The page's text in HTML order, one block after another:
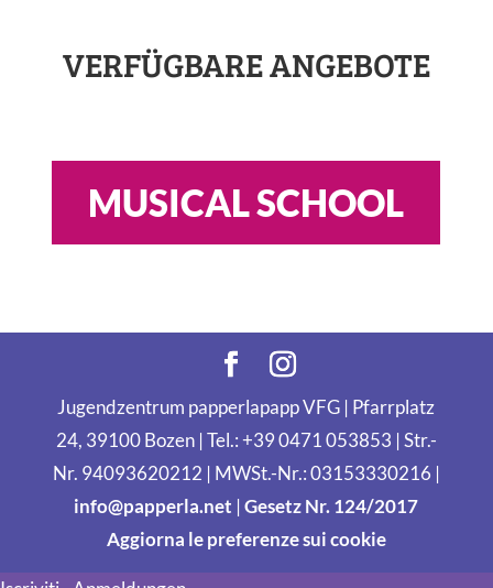
VERFÜGBARE ANGEBOTE
MUSICAL SCHOOL
Jugendzentrum papperlapapp VFG | Pfarrplatz
24, 39100 Bozen | Tel.: +39 0471 053853 | Str.-
Nr. 94093620212 | MWSt.-Nr.: 03153330216 |
info@papperla.net |Gesetz Nr. 124/2017
Aggiorna le preferenze sui cookie